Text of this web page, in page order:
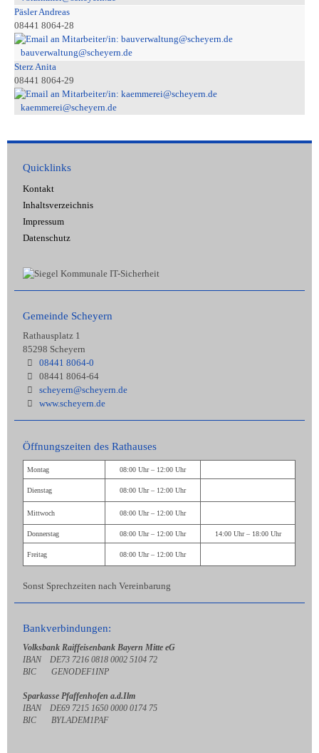
Päsler Andreas
08441 8064-28
bauverwaltung@scheyern.de
Sterz Anita
08441 8064-29
kaemmerei@scheyern.de
Quicklinks
Kontakt
Inhaltsverzeichnis
Impressum
Datenschutz
Gemeinde Scheyern
Rathausplatz 1
85298 Scheyern
08441 8064-0
08441 8064-64
scheyern@scheyern.de
www.scheyern.de
Öffnungszeiten des Rathauses
Montag 08:00 Uhr – 12:00 Uhr
Dienstag 08:00 Uhr – 12:00 Uhr
Mittwoch 08:00 Uhr – 12:00 Uhr
Donnerstag 08:00 Uhr – 12:00 Uhr 14:00 Uhr – 18:00 Uhr
Freitag 08:00 Uhr – 12:00 Uhr
Sonst Sprechzeiten nach Vereinbarung
Bankverbindungen:
Volksbank Raiffeisenbank Bayern Mitte eG
IBAN DE73 7216 0818 0002 5104 72
BIC GENODEF1INP
Sparkasse Pfaffenhofen a.d.Ilm
IBAN DE69 7215 1650 0000 0174 75
BIC BYLADEM1PAF